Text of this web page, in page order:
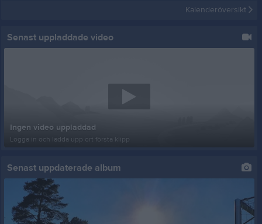
Kalenderöversikt
Senast uppladdade video
Ingen video uppladdad
Logga in och ladda upp ert första klipp
Senast uppdaterade album